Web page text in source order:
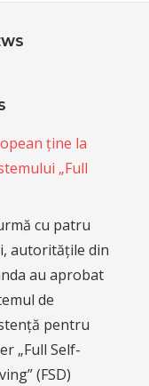
ține la
„Full
cu patru
autoritățile din
au aprobat
de
pentru
„Full Self-
(FSD)